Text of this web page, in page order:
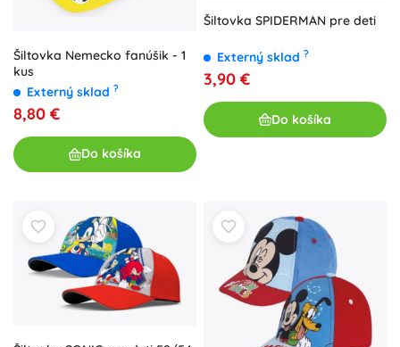
Šiltovka Nemecko fanúšik - 1
kus
Externý sklad ?
8,80 €
Do košíka
Šiltovka SPIDERMAN pre deti
Externý sklad ?
3,90 €
Do košíka